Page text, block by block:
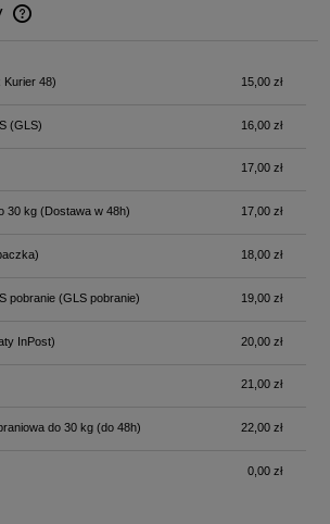
kosztów płatności
48) 15,00 zł
(GLS) 16,00 zł
17,00 zł
30 kg(Dostawa w 48h) 17,00 zł
18,00 zł
pobranie(GLS pobranie) 19,00 zł
InPost) 20,00 zł
21,00 zł
do 30 kg(do 48h) 22,00 zł
0,00 zł